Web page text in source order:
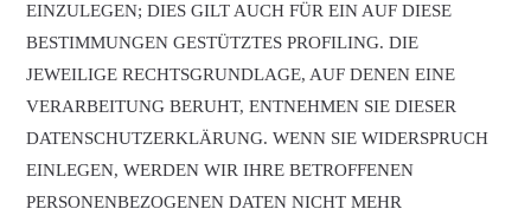
EINZULEGEN; DIES GILT AUCH FÜR EIN AUF DIESE
BESTIMMUNGEN GESTÜTZTES PROFILING. DIE
JEWEILIGE RECHTSGRUNDLAGE, AUF DENEN EINE
VERARBEITUNG BERUHT, ENTNEHMEN SIE DIESER
DATENSCHUTZERKLÄRUNG. WENN SIE WIDERSPRUCH
EINLEGEN, WERDEN WIR IHRE BETROFFENEN
PERSONENBEZOGENEN DATEN NICHT MEHR